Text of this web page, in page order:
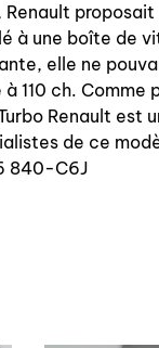
proposait
à une boîte de
elle ne
110 ch. Comme
Renault est
de ce
840-C6J